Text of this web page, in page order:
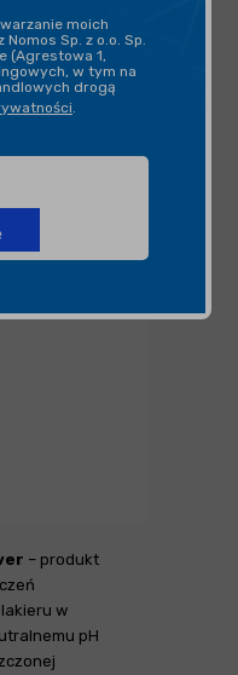
– produkt
w
pH
moich
Sp. z o.o. Sp.
(Agrestowa 1,
w tym na
drogą
.